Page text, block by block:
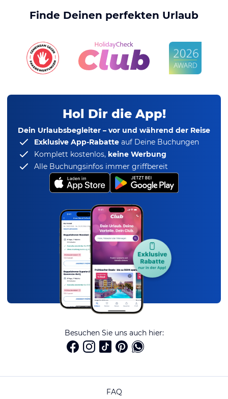
Finde Deinen perfekten Urlaub
Hol Dir die App!
Dein Urlaubsbegleiter – vor und während der Reise
Exklusive App-Rabatte auf Deine Buchungen
Komplett kostenlos, keine Werbung
Alle Buchungsinfos immer griffbereit
Besuchen Sie uns auch hier:
FAQ